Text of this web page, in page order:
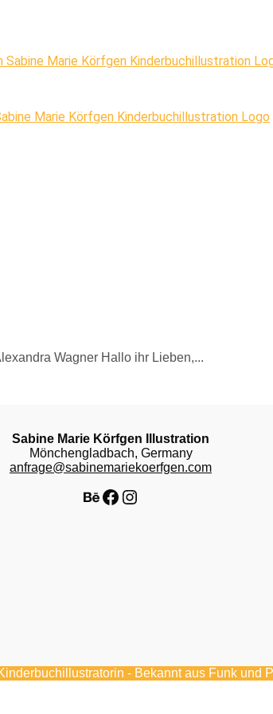
Marie Körfgen Kinderbuchillustration Logo
Wagner Hallo ihr Lieben,...
Sabine Marie Körfgen Illustration
Mönchengladbach, Germany
anfrage@sabinemariekoerfgen.com
Behance
Facebook
Instagram
- Bekannt aus Funk und